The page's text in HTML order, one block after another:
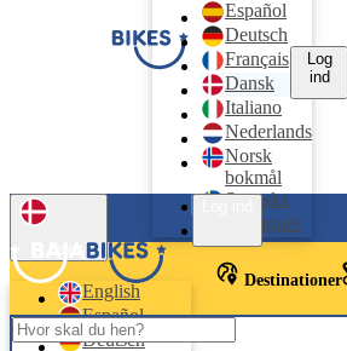
Español
Deutsch
Français
Dansk
Italiano
Nederlands
Norsk
bokmål
Svenska
Português
Log
ind
Dansk
English
Español
Deutsch
Destinationer